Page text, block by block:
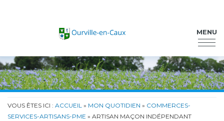
Ourville-en-CauxMENU
VOUS ÊTES ICI : ACCUEIL » MON QUOTIDIEN » COMMERCES-
SERVICES-ARTISANS-PME » ARTISAN MAÇON INDÉPENDANT